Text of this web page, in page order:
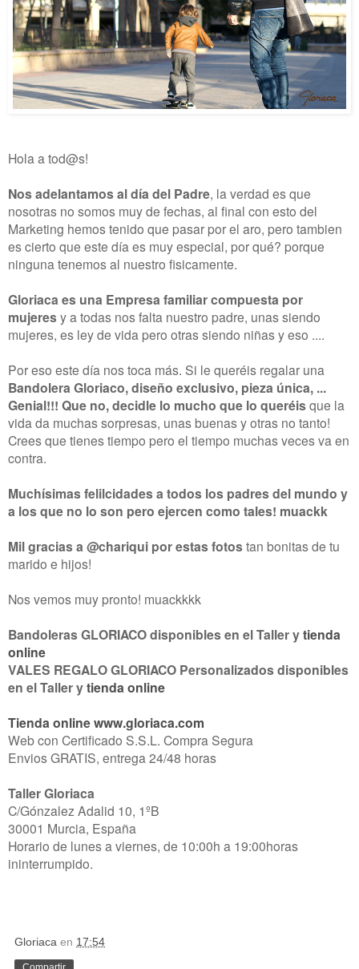
Hola a tod@s!
Nos adelantamos al día del Padre, la verdad es que
nosotras no somos muy de fechas, al final con esto del
Marketing hemos tenido que pasar por el aro, pero tambien
es cierto que este día es muy especial, por qué? porque
ninguna tenemos al nuestro fisicamente.
Gloriaca es una Empresa familiar compuesta por
mujeresy a todas nos falta nuestro padre, unas siendo
mujeres, es ley de vida pero otras siendo niñas y eso ....
Por eso este día nos toca más. Si le queréis regalar una
Bandolera Gloriaco, diseño exclusivo, pieza única, ...
Genial!!! Que no, decidle lo mucho que lo queréisque la
vida da muchas sorpresas, unas buenas y otras no tanto!
Crees que tienes tiempo pero el tiempo muchas veces va en
contra.
Muchísimas felilcidades a todos los padres del mundo y
a los que no lo son pero ejercen como tales! muackk
Mil gracias a @chariqui por estas fotostan bonitas de tu
marido e hijos!
Nos vemos muy pronto! muackkkk
Bandoleras GLORIACO disponibles en el Taller ytienda
online
VALES REGALO GLORIACO Personalizados disponibles
en el Taller ytienda online
Tienda online www.gloriaca.com
Web con Certificado S.S.L. Compra Segura
Envios GRATIS, entrega 24/48 horas
Taller Gloriaca
C/Gónzalez Adalid 10, 1ºB
30001 Murcia, España
Horario de lunes a viernes, de 10:00h a 19:00horas
ininterrumpido.
Gloriaca en 17:54